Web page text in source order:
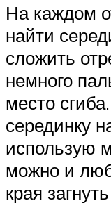
На каждом
найти
сложить
немного
место
серединку
использую
можно и
края